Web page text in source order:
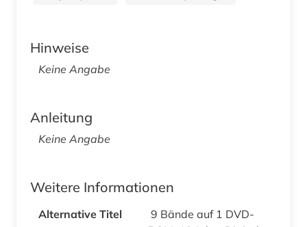
Hinweise
Keine Angabe
Anleitung
Keine Angabe
Weitere Informationen
Alternative Titel
9 Bände auf 1 DVD-